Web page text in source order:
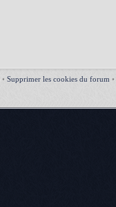
• Supprimer les cookies du forum •